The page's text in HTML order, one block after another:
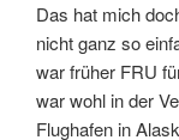
Das hat mich
nicht ganz so
war früher FRU
war wohl in der
Flughafen in